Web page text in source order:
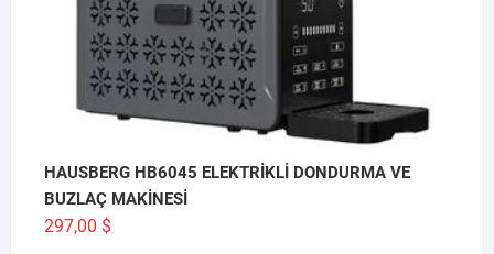
HAUSBERG HB6045 ELEKTRİKLİ DONDURMA VE
BUZLAÇ MAKİNESİ
297,00 $